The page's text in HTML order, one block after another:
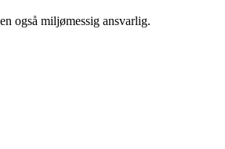
også miljømessig ansvarlig.